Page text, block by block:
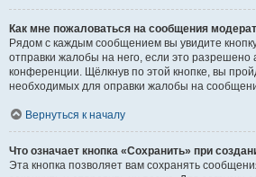
Как мне пожаловаться на сообщения
Рядом с каждым сообщением вы увидите
отправки жалобы на него, если это разрешено
конференции. Щёлкнув по этой кнопке, вы
необходимых для оправки жалобы на
Вернуться к началу
Что означает кнопка «Сохранить» при
Эта кнопка позволяет вам сохранять